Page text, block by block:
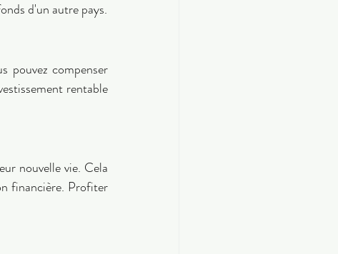
pouvez compenser
rentable
nouvelle vie. Cela
financière. Profiter